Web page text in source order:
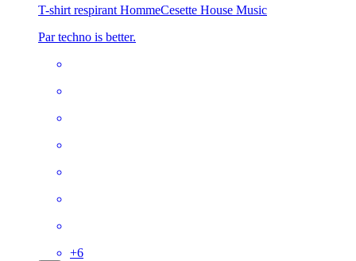
T-shirt respirant HommeCesette House Music
Par techno is better.
+6